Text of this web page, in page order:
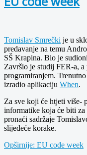
Tomislav Smrečki je u
predavanje na temu
SŠ Krapina. Bio je
Završio je studij FER-a,
programiranjem.
izradio aplikaciju When.
Za sve koji će htjeti više-
informatike koja će biti
pronaći sadržaje
slijedeće korake.
Opširnije: EU code week